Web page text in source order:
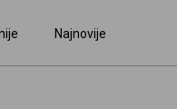
Najnovije